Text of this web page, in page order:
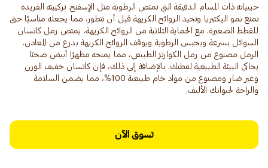
حبيباته ذات المسام الدقيقة التي تمتص الرطوبة مثل الإسفنج. تركيبته الفريدة
تمنع نمو البكتيريا وتحيد الروائح الكريهة قبل أن تتطور، مما يجعله مناسبًا حتى
للقطط الصغيرة. مع الحماية الثلاثية من الروائح الكريهة، يمتص رمل كاتسان
السوائل بسرعة ويحبس الرطوبة ويوقف الروائح الكريهة بدرع من المعادن.
الرمل مصنوع من رمل الكوارتز الطبيعي، مما يمنحه مظهرًا أبيض صحيًا
يحاكي البيئة الطبيعية لقطتك. بالإضافة إلى ذلك، فإن كاتسان خفيف الوزن
وغير ضار ومصنوع من مواد خام طبيعية 100%، مما يضمن السلامة
والراحة لحيوانك الأليف.
تسوق الآن